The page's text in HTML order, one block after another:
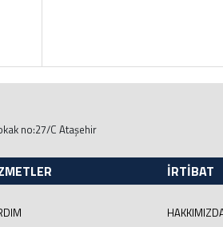
no:27/C Ataşehir
İRTİBAT